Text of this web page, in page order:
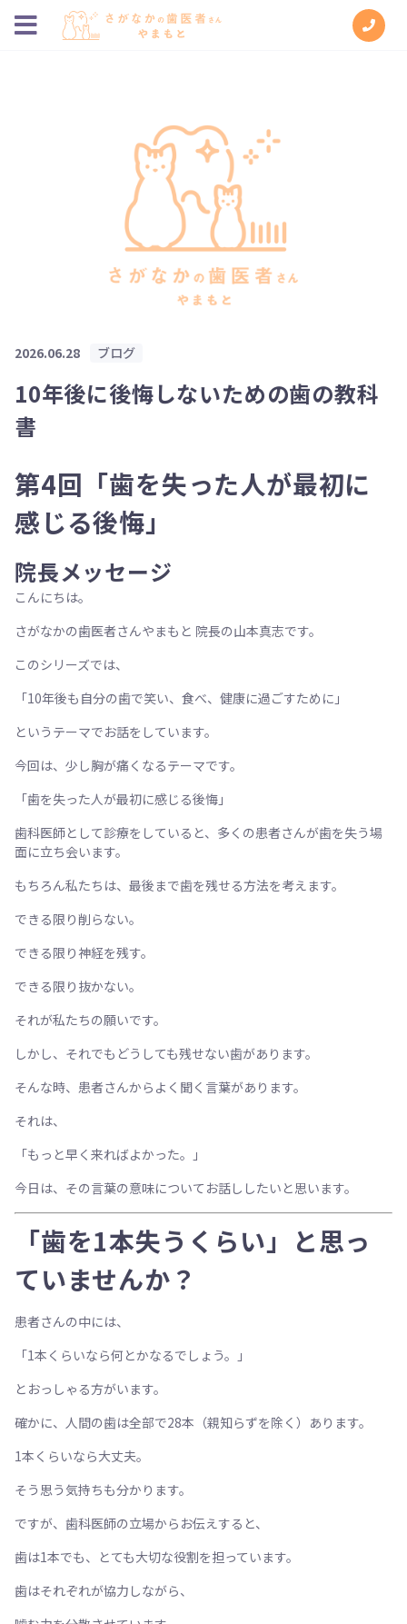
2026.06.28 ブログ
10年後に後悔しないための歯の教科
書
第4回「歯を失った人が最初に
感じる後悔」
院長メッセージ
こんにちは。
さがなかの歯医者さんやまもと 院長の山本真志です。
このシリーズでは、
「10年後も自分の歯で笑い、食べ、健康に過ごすために」
というテーマでお話をしています。
今回は、少し胸が痛くなるテーマです。
「歯を失った人が最初に感じる後悔」
歯科医師として診療をしていると、多くの患者さんが歯を失う場
面に立ち会います。
もちろん私たちは、最後まで歯を残せる方法を考えます。
できる限り削らない。
できる限り神経を残す。
できる限り抜かない。
それが私たちの願いです。
しかし、それでもどうしても残せない歯があります。
そんな時、患者さんからよく聞く言葉があります。
それは、
「もっと早く来ればよかった。」
今日は、その言葉の意味についてお話ししたいと思います。
「歯を1本失うくらい」と思っ
ていませんか？
患者さんの中には、
「1本くらいなら何とかなるでしょう。」
とおっしゃる方がいます。
確かに、人間の歯は全部で28本（親知らずを除く）あります。
1本くらいなら大丈夫。
そう思う気持ちも分かります。
ですが、歯科医師の立場からお伝えすると、
歯は1本でも、とても大切な役割を担っています。
歯はそれぞれが協力しながら、